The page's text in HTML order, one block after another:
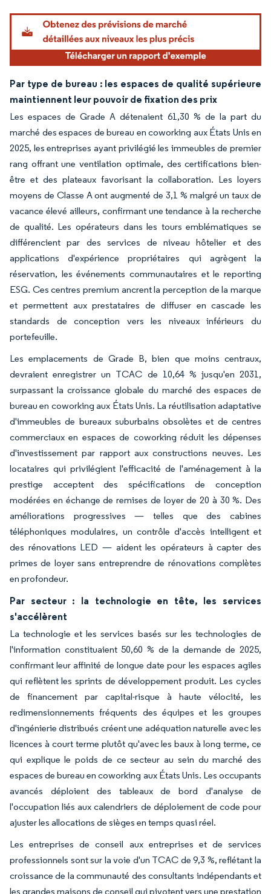
Par type de bureau : les espaces de qualité supérieure
maintiennent leur pouvoir de fixation des prix
Les espaces de Grade A détenaient 61,30 % de la part du
marché des espaces de bureau en coworking aux États Unis en
2025, les entreprises ayant privilégié les immeubles de premier
rang offrant une ventilation optimale, des certifications bien-
être et des plateaux favorisant la collaboration. Les loyers
moyens de Classe A ont augmenté de 3,1 % malgré un taux de
vacance élevé ailleurs, confirmant une tendance à la recherche
de qualité. Les opérateurs dans les tours emblématiques se
différencient par des services de niveau hôtelier et des
applications d'expérience propriétaires qui agrègent la
réservation, les événements communautaires et le reporting
ESG. Ces centres premium ancrent la perception de la marque
et permettent aux prestataires de diffuser en cascade les
standards de conception vers les niveaux inférieurs du
portefeuille.
Les emplacements de Grade B, bien que moins centraux,
devraient enregistrer un TCAC de 10,64 % jusqu'en 2031,
surpassant la croissance globale du marché des espaces de
bureau en coworking aux États Unis. La réutilisation adaptative
d'immeubles de bureaux suburbains obsolètes et de centres
commerciaux en espaces de coworking réduit les dépenses
d'investissement par rapport aux constructions neuves. Les
locataires qui privilégient l'efficacité de l'aménagement à la
prestige acceptent des spécifications de conception
modérées en échange de remises de loyer de 20 à 30 %. Des
améliorations progressives — telles que des cabines
téléphoniques modulaires, un contrôle d'accès intelligent et
des rénovations LED — aident les opérateurs à capter des
primes de loyer sans entreprendre de rénovations complètes
en profondeur.
Par secteur : la technologie en tête, les services
s'accélèrent
La technologie et les services basés sur les technologies de
l'information constituaient 50,60 % de la demande de 2025,
confirmant leur affinité de longue date pour les espaces agiles
qui reflètent les sprints de développement produit. Les cycles
de financement par capital-risque à haute vélocité, les
redimensionnements fréquents des équipes et les groupes
d'ingénierie distribués créent une adéquation naturelle avec les
licences à court terme plutôt qu'avec les baux à long terme, ce
qui explique le poids de ce secteur au sein du marché des
espaces de bureau en coworking aux États Unis. Les occupants
avancés déploient des tableaux de bord d'analyse de
l'occupation liés aux calendriers de déploiement de code pour
ajuster les allocations de sièges en temps quasi réel.
Les entreprises de conseil aux entreprises et de services
professionnels sont sur la voie d'un TCAC de 9,3 %, reflétant la
croissance de la communauté des consultants indépendants et
les grandes maisons de conseil qui pivotent vers une prestation